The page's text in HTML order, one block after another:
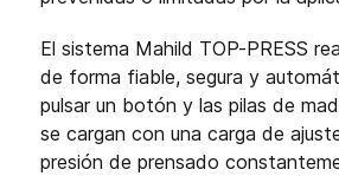
El sistema Mahild TOP-PRESS
de forma fiable, segura y
pulsar un botón y las pilas de
se cargan con una carga de
presión de prensado